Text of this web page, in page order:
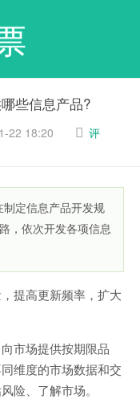
些信息产品?
22 18:20
评
定信息产品开发规
，依次开发各项信息
提高更新频率，扩大
市场提供按期限品
维度的市场数据和交
险、了解市场。